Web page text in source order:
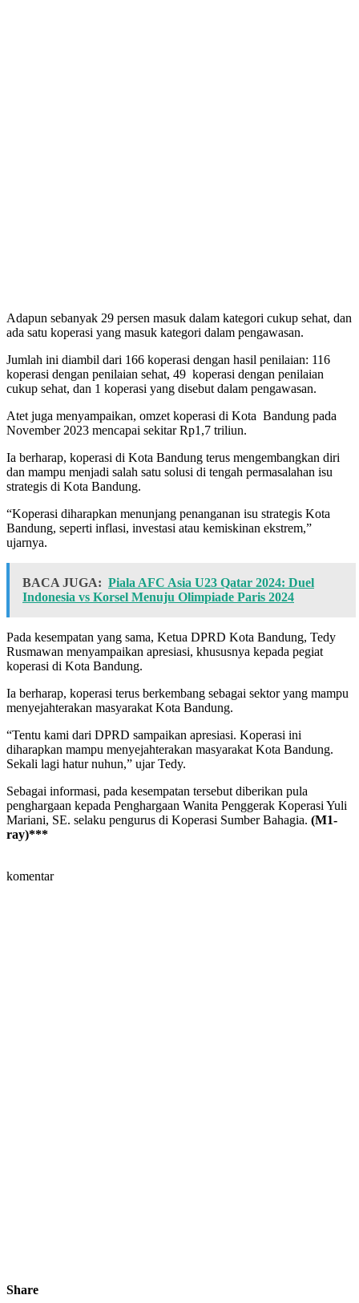
Adapun sebanyak 29 persen masuk dalam kategori cukup sehat, dan
ada satu koperasi yang masuk kategori dalam pengawasan.
Jumlah ini diambil dari 166 koperasi dengan hasil penilaian: 116
koperasi dengan penilaian sehat, 49 koperasi dengan penilaian
cukup sehat, dan 1 koperasi yang disebut dalam pengawasan.
Atet juga menyampaikan, omzet koperasi di Kota Bandung pada
November 2023 mencapai sekitar Rp1,7 triliun.
Ia berharap, koperasi di Kota Bandung terus mengembangkan diri
dan mampu menjadi salah satu solusi di tengah permasalahan isu
strategis di Kota Bandung.
“Koperasi diharapkan menunjang penanganan isu strategis Kota
Bandung, seperti inflasi, investasi atau kemiskinan ekstrem,”
ujarnya.
BACA JUGA: Piala AFC Asia U23 Qatar 2024: Duel
Indonesia vs Korsel Menuju Olimpiade Paris 2024
Pada kesempatan yang sama, Ketua DPRD Kota Bandung, Tedy
Rusmawan menyampaikan apresiasi, khususnya kepada pegiat
koperasi di Kota Bandung.
Ia berharap, koperasi terus berkembang sebagai sektor yang mampu
menyejahterakan masyarakat Kota Bandung.
“Tentu kami dari DPRD sampaikan apresiasi. Koperasi ini
diharapkan mampu menyejahterakan masyarakat Kota Bandung.
Sekali lagi hatur nuhun,” ujar Tedy.
Sebagai informasi, pada kesempatan tersebut diberikan pula
penghargaan kepada Penghargaan Wanita Penggerak Koperasi Yuli
Mariani, SE. selaku pengurus di Koperasi Sumber Bahagia. (M1-
ray)***
komentar
Share